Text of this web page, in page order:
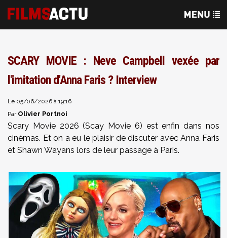
SCARY MOVIE : Neve Campbell vexée par
l'imitation d'Anna Faris ? Interview
Le 05/06/2026 à 19:16
Par Olivier Portnoi
Scary Movie 2026 (Scay Movie 6) est enfin dans nos
cinémas. Et on a eu le plaisir de discuter avec Anna Faris
et Shawn Wayans lors de leur passage à Paris.